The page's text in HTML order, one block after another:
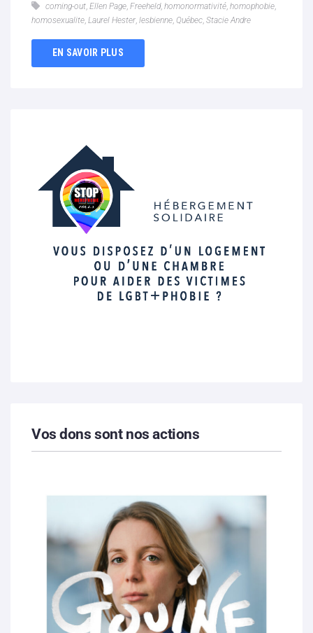
coming-out Ellen Page Freeheld, homonormativité homophobie
homosexualite Laurel Hester lesbienne Québec Stacie Andre
EN SAVOIR PLUS
Vos dons sont nos actions